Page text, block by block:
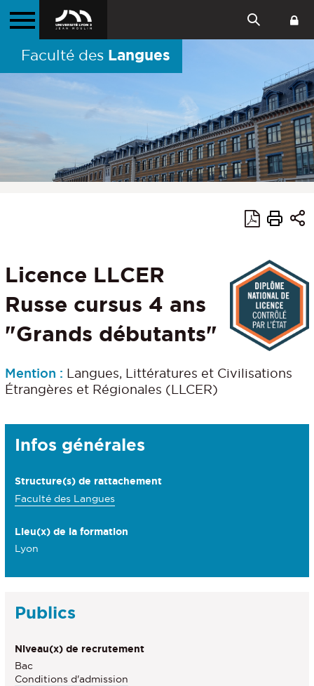
Faculté des Langues
Licence LLCER
Russe cursus 4 ans
"Grands débutants"
Mention : Langues, Littératures et Civilisations
Étrangères et Régionales (LLCER)
Détails
Infos générales
Structure(s) de rattachement
Faculté des Langues
Lieu(x) de la formation
Lyon
Publics
Niveau(x) de recrutement
Bac
Conditions d'admission